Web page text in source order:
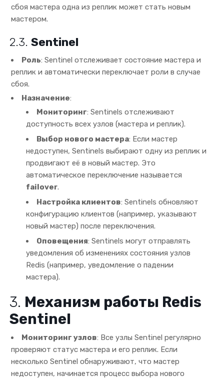
сбоя мастера одна из реплик может стать новым
мастером.
2.3.Sentinel
Роль: Sentinel отслеживает состояние мастера и
реплик и автоматически переключает роли в случае
сбоя.
Назначение:
Мониторинг: Sentinels отслеживают
доступность всех узлов (мастера и реплик).
Выбор нового мастера: Если мастер
недоступен, Sentinels выбирают одну из реплик и
продвигают её в новый мастер. Это
автоматическое переключение называется
failover.
Настройка клиентов: Sentinels обновляют
конфигурацию клиентов (например, указывают
новый мастер) после переключения.
Оповещения: Sentinels могут отправлять
уведомления об изменениях состояния узлов
Redis (например, уведомление о падении
мастера).
3. Механизм работы Redis
Sentinel
Мониторинг узлов: Все узлы Sentinel регулярно
проверяют статус мастера и его реплик. Если
несколько Sentinel обнаруживают, что мастер
недоступен, начинается процесс выбора нового